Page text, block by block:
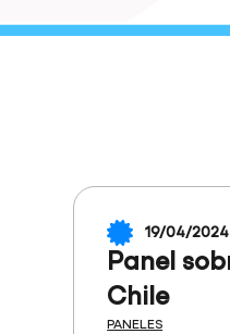
19/04/2024
Panel
Chile
PANELES